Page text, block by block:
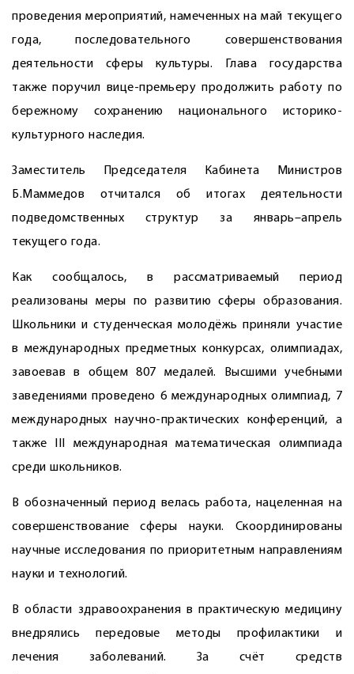
проведения мероприятий, намеченных на май текущего
года, последовательного совершенствования
деятельности сферы культуры. Глава государства
также поручил вице-премьеру продолжить работу по
бережному сохранению национального историко-
культурного наследия.
Заместитель Председателя Кабинета Министров
Б.Маммедов отчитался об итогах деятельности
подведомственных структур за январь–апрель
текущего года.
Как сообщалось, в рассматриваемый период
реализованы меры по развитию сферы образования.
Школьники и студенческая молодёжь приняли участие
в международных предметных конкурсах, олимпиадах,
завоевав в общем 807 медалей. Высшими учебными
заведениями проведено 6 международных олимпиад, 7
международных научно-практических конференций, а
также III международная математическая олимпиада
среди школьников.
В обозначенный период велась работа, нацеленная на
совершенствование сферы науки. Скоординированы
научные исследо­вания по приоритетным направлениям
науки и технологий.
В области здравоохранения в практическую медицину
внедрялись передовые методы профилактики и
лечения заболеваний. За счёт средств